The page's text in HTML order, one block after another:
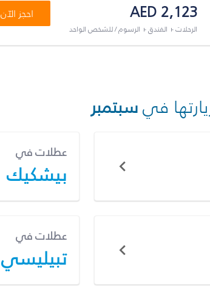
AED 2,123
الرحلات + الفندق + الرسوم / للشخص الواحد
احجز الآن
فيسبتمبر
عطلات في
بيشكيك
عطلات في
تبيليسي